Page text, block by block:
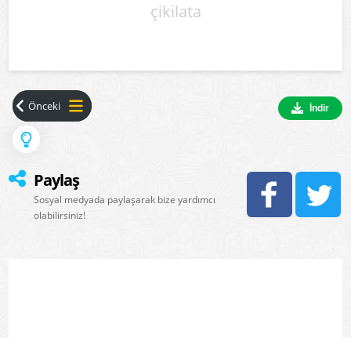
çikilata
İndir
Paylaş
Sosyal medyada paylaşarak bize yardımcı
olabilirsiniz!